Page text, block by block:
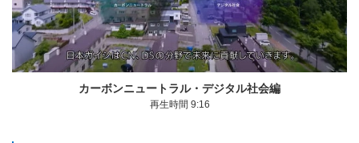
モーダルウィンドウを開きます
カーボンニュートラル・デジタル社会編
再生時間 9:16